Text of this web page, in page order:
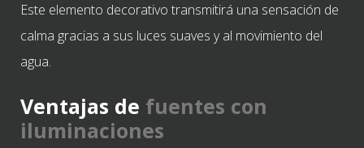
Este elemento decorativo transmitirá una sensación de
calma gracias a sus luces suaves y al movimiento del
agua.
Ventajas de fuentes con
iluminaciones